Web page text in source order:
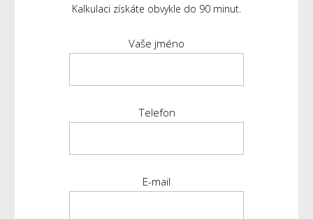
Kalkulaci získáte obvykle do 90 minut.
Vaše jméno
Telefon
E-mail